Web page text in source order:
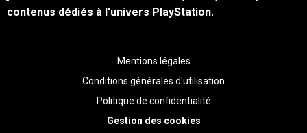
contenus dédiés à l'univers PlayStation.
Mentions légales
Conditions générales d'utilisation
Politique de confidentialité
Gestion des cookies